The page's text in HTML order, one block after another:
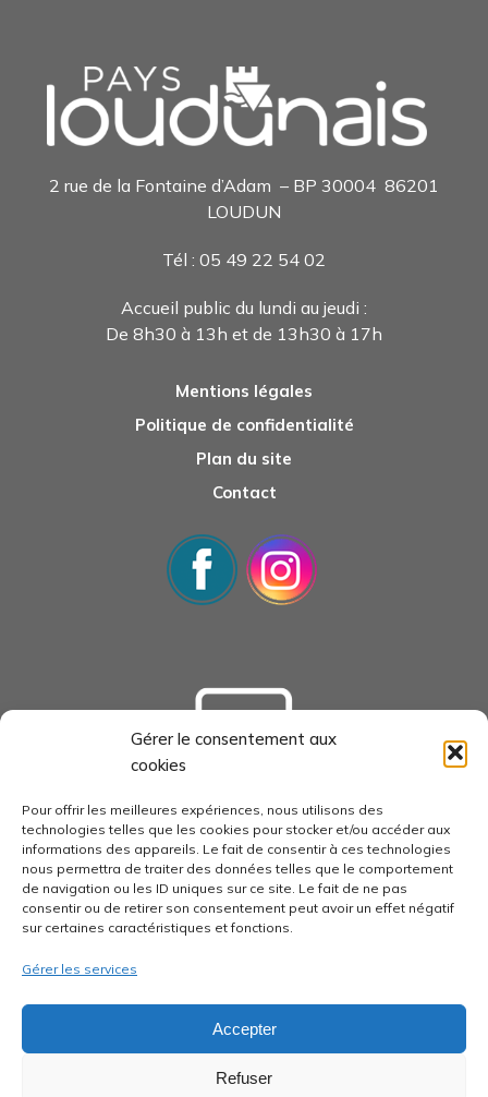
Gérer le consentement aux
cookies
Pour offrir les meilleures expériences, nous utilisons des
technologies telles que les cookies pour stocker et/ou accéder aux
informations des appareils. Le fait de consentir à ces technologies
nous permettra de traiter des données telles que le comportement
de navigation ou les ID uniques sur ce site. Le fait de ne pas
consentir ou de retirer son consentement peut avoir un effet négatif
sur certaines caractéristiques et fonctions.
Gérer les services
Accepter
Refuser
2 rue de la Fontaine d’Adam – BP 30004 86201
LOUDUN
Tél : 05 49 22 54 02
Accueil public du lundi au jeudi :
De 8h30 à 13h et de 13h30 à 17h
Mentions légales
Politique de confidentialité
Plan du site
Contact
economie-pays-loudunais.fr
pays-loudunais.fr